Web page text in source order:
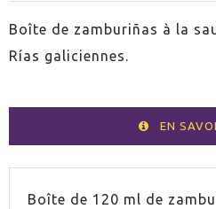
Boîte de zamburiñas à la
Rías galiciennes.
EN
Boîte de 120 ml de